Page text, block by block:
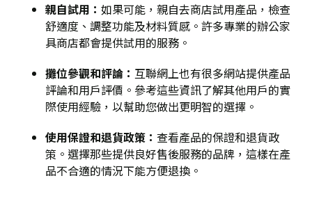
親自試用 ： 如果可能，親自去商店試用產品，檢查
舒適度、調整功能及材料質感。許多專業的辦公家
具商店都會提供試用的服務。
攤位參觀和評論 ： 互聯網上也有很多網站提供產品
評論和用戶評價。參考這些資訊了解其他用戶的實
際使用經驗，以幫助您做出更明智的選擇。
使用保證和退貨政策 ： 查看產品的保證和退貨政
策。選擇那些提供良好售後服務的品牌，這樣在產
品不合適的情況下能方便退換。